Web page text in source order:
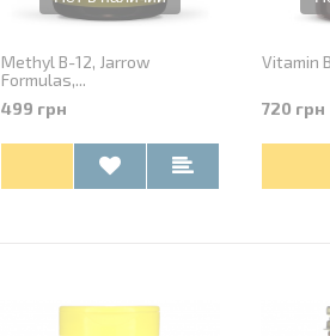
Methyl B-12, Jarrow
Formulas,...
499 грн
Vitamin
720 грн